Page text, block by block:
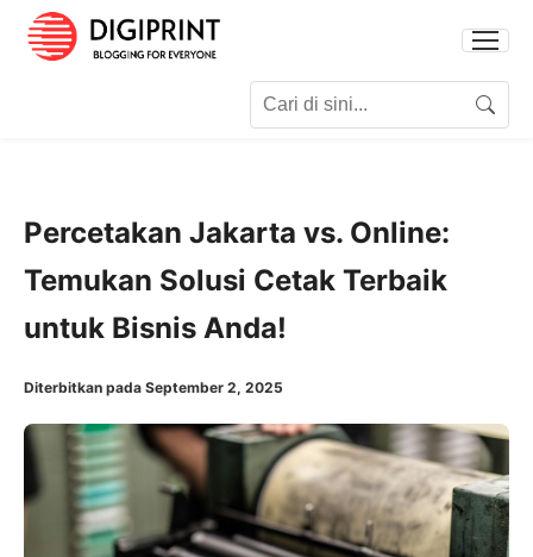
Search
Percetakan Jakarta vs. Online:
Temukan Solusi Cetak Terbaik
untuk Bisnis Anda!
Diterbitkan pada September 2, 2025